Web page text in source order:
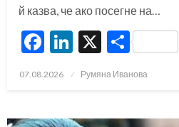
й казва, че ако посегне на…
Facebook
LinkedIn
X Share
Posted
07.08.2026 Румяна Иванова